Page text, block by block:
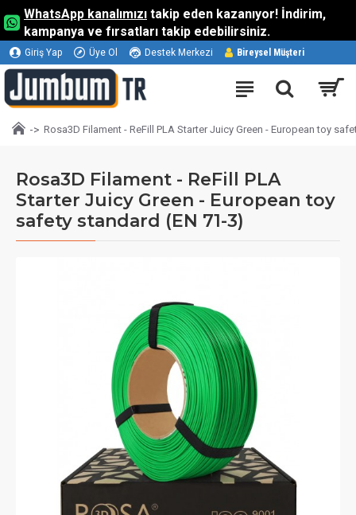
WhatsApp kanalımızı takip eden kazanıyor! İndirim,
kampanya ve fırsatları takip edebilirsiniz.
Giriş Yap Üye Ol Destek Merkezi Bireysel Müşteri
Rosa3D Filament - ReFill PLA Starter Juicy Green - European toy
Rosa3D Filament - ReFill PLA
Starter Juicy Green - European toy
safety standard (EN 71-3)